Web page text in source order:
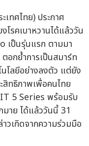
เทศไทย) ประกาศ
โรคเบาหวานได้แล้ววัน
เป็นรุ่นแรก ตามมา
อกย้ำการเป็นสมาร์ท
โลยีอย่างลงตัว แต่ยัง
สิทธิภาพเพื่อคนไทย
5 Series พร้อมรับ
าย ได้แล้ววันนี้ 31
วเกิดจากความร่วมมือ